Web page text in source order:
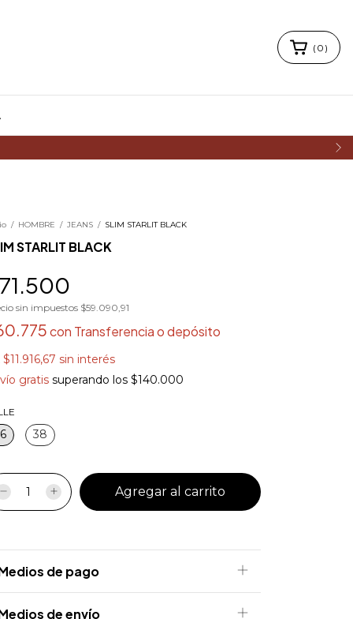
( 0 )
/ HOMBRE / JEANS / SLIM STARLIT BLACK
STARLIT BLACK
sin impuestos $59.090,91
con Transferencia o depósito
$11.916,67 sin interés
gratis superando los $140.000
38
de pago
de envío